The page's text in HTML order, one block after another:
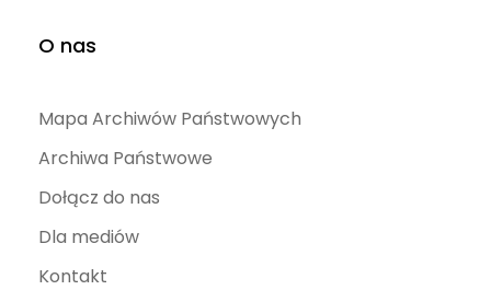
O nas
Mapa Archiwów Państwowych
Archiwa Państwowe
Dołącz do nas
Dla mediów
Kontakt